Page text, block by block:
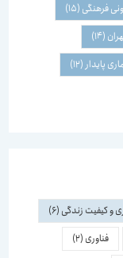
فرهنگی(15)
(14)
پایدار(12)
کیفیت زندگی(6)
فناوری(2)